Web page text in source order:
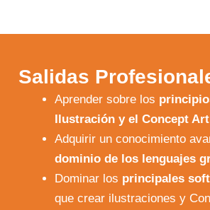
Salidas
Aprender sobre los
Ilustración y el Concept Art
Adquirir un conocimiento
dominio de los lenguajes
Dominar los principales
que crear ilustraciones y